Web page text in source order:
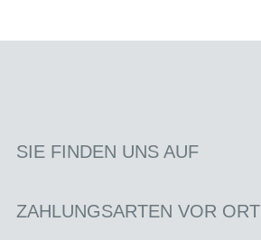
SIE FINDEN UNS AUF
ZAHLUNGSARTEN VOR ORT